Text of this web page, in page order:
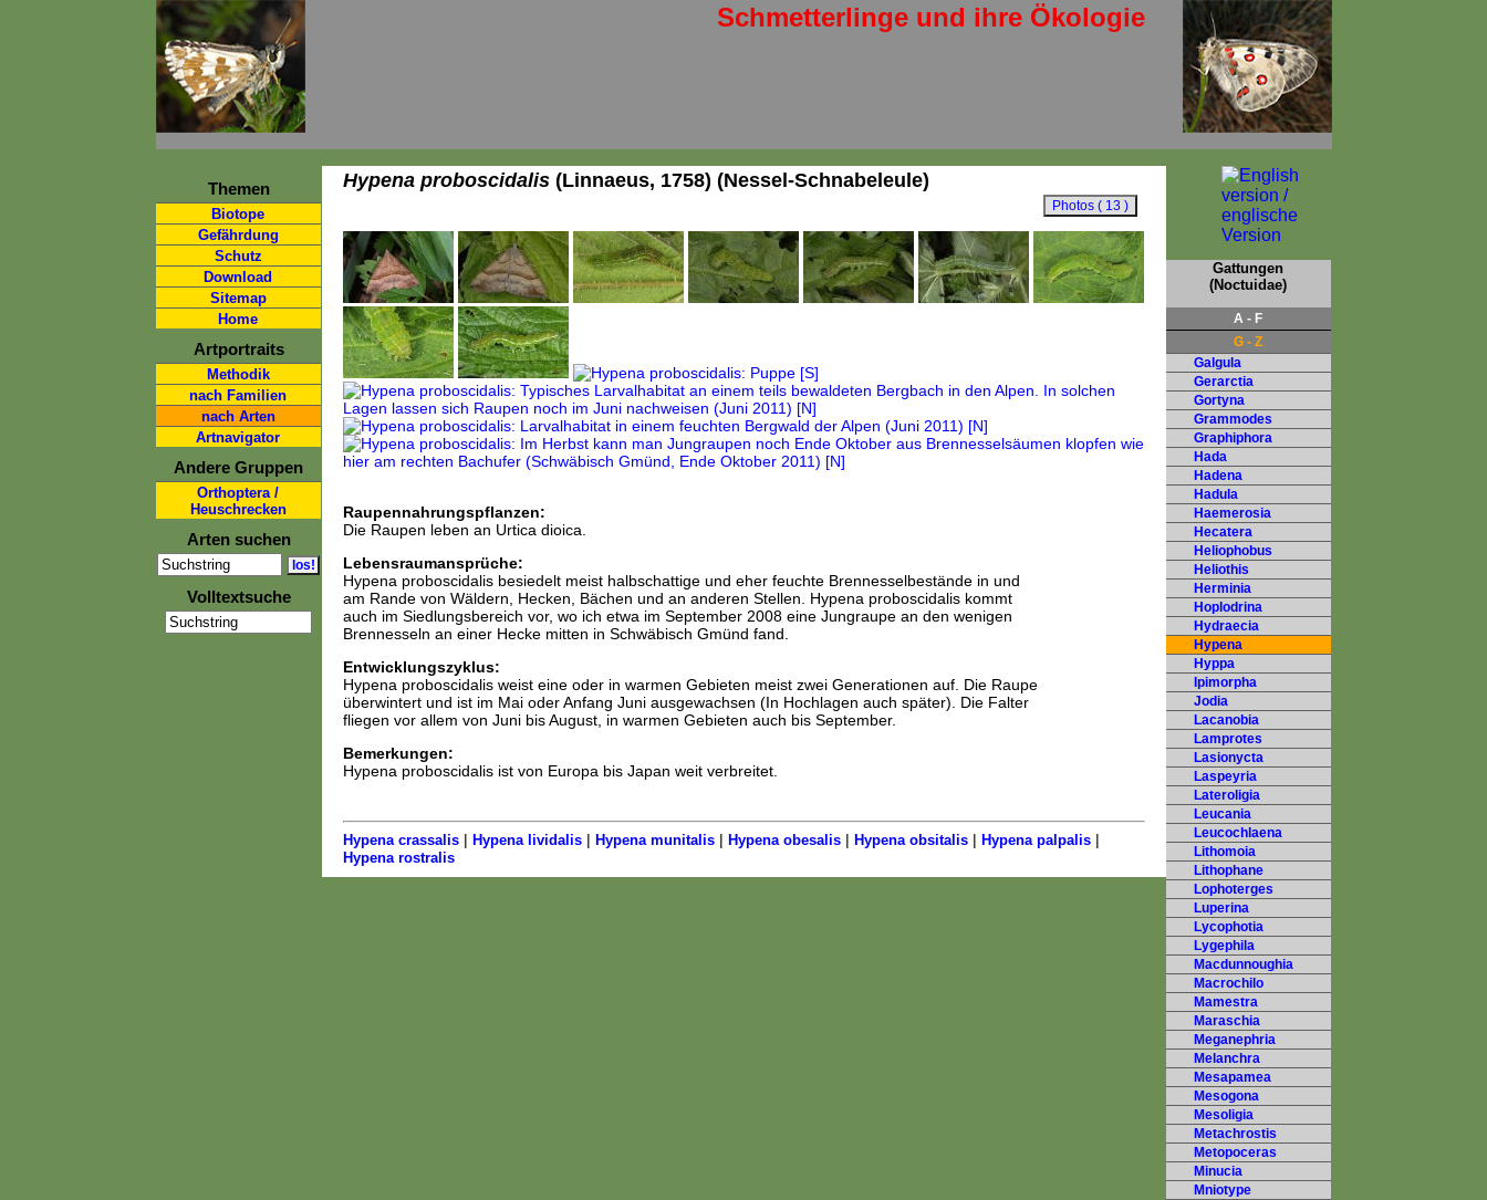
Schmetterlinge und ihre Ökologie
Themen
Biotope
Gefährdung
Schutz
Download
Sitemap
Home
Artportraits
Methodik
nach Familien
nach Arten
Artnavigator
Andere Gruppen
Orthoptera /
Heuschrecken
Arten suchen
Volltextsuche
Hypena proboscidalis(Linnaeus, 1758) (Nessel-Schnabeleule)
Raupennahrungspflanzen:
Die Raupen leben an Urtica dioica.
Lebensraumansprüche:
Hypena proboscidalis besiedelt meist halbschattige und eher feuchte Brennesselbestände in und
am Rande von Wäldern, Hecken, Bächen und an anderen Stellen. Hypena proboscidalis kommt
auch im Siedlungsbereich vor, wo ich etwa im September 2008 eine Jungraupe an den wenigen
Brennesseln an einer Hecke mitten in Schwäbisch Gmünd fand.
Entwicklungszyklus:
Hypena proboscidalis weist eine oder in warmen Gebieten meist zwei Generationen auf. Die Raupe
überwintert und ist im Mai oder Anfang Juni ausgewachsen (In Hochlagen auch später). Die Falter
fliegen vor allem von Juni bis August, in warmen Gebieten auch bis September.
Bemerkungen:
Hypena proboscidalis ist von Europa bis Japan weit verbreitet.
Hypena crassalis| Hypena lividalis| Hypena munitalis| Hypena obesalis| Hypena obsitalis| Hypena palpalis|
Hypena rostralis
Gattungen
(Noctuidae)
A - F
G - Z
Galgula
Gerarctia
Gortyna
Grammodes
Graphiphora
Hada
Hadena
Hadula
Haemerosia
Hecatera
Heliophobus
Heliothis
Herminia
Hoplodrina
Hydraecia
Hypena
Hyppa
Ipimorpha
Jodia
Lacanobia
Lamprotes
Lasionycta
Laspeyria
Lateroligia
Leucania
Leucochlaena
Lithomoia
Lithophane
Lophoterges
Luperina
Lycophotia
Lygephila
Macdunnoughia
Macrochilo
Mamestra
Maraschia
Meganephria
Melanchra
Mesapamea
Mesogona
Mesoligia
Metachrostis
Metopoceras
Minucia
Mniotype